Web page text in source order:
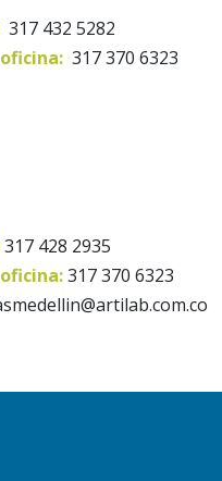
317 432 5282
317 370 6323
317 428 2935
317 370 6323